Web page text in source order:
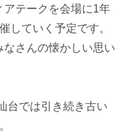
アテークを会場に1年
していく予定です。
なさんの懐かしい思い
台では引き続き古い